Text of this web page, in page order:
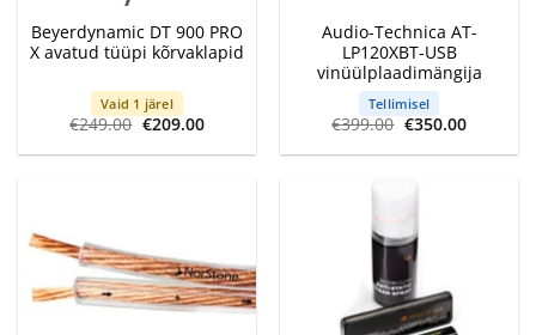
Beyerdynamic DT 900 PRO
X avatud tüüpi kõrvaklapid
Vaid 1 järel
€249.00 Algne
hind
oli:
€209.00Current
is:
Audio-Technica AT-
LP120XBT-USB
vinüülplaadimängija
Tellimisel
€399.00 Algne
hind
oli:
€350.00Current
is: